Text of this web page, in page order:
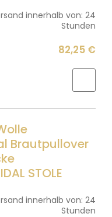
innerhalb von: 24
Stunden
82,25 €
Brautpullover
STOLE
innerhalb von: 24
Stunden